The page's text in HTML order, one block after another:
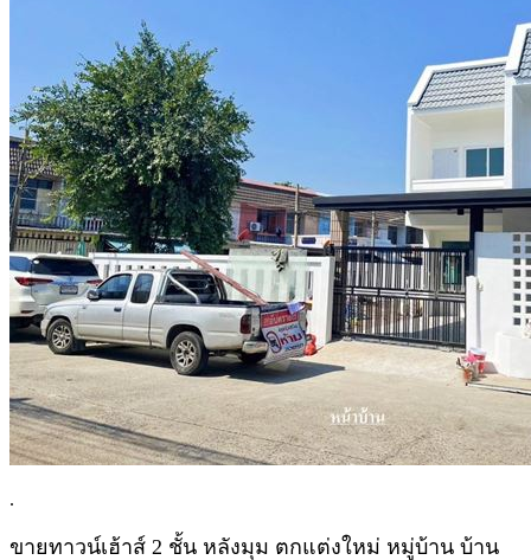
.
ขายทาวน์เฮ้าส์ 2 ชั้น หลังมุม ตกแต่งใหม่ หมู่บ้าน บ้าน